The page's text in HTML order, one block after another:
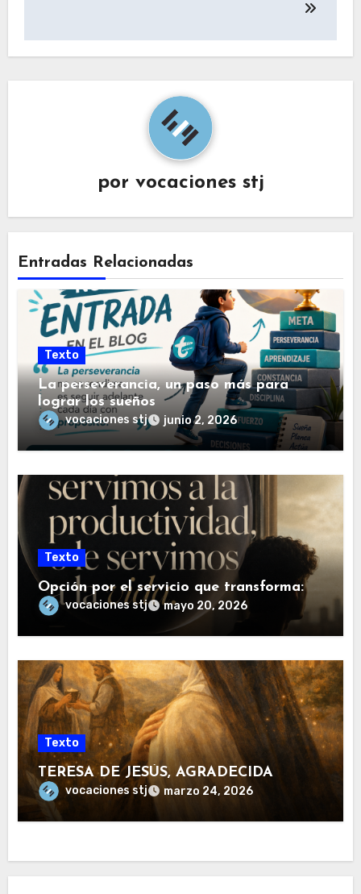
por vocaciones stj
Entradas Relacionadas
Texto
La perseverancia, un paso más para
lograr los sueños
vocaciones stj junio 2, 2026
Texto
Opción por el servicio que transforma:
vocaciones stj mayo 20, 2026
Texto
TERESA DE JESÚS, AGRADECIDA
vocaciones stj marzo 24, 2026